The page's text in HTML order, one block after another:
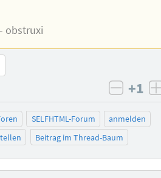
obstruxi
+1
SELFHTML-Forum
anmelden
Beitrag im Thread-Baum